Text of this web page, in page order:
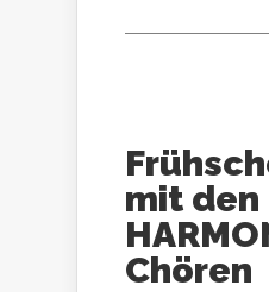
mit den
Chören